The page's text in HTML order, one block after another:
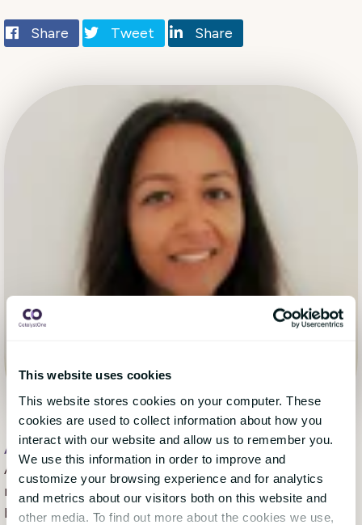
This website uses cookies
This website stores cookies on your computer. These
cookies are used to collect information about how you
interact with our website and allow us to remember you.
We use this information in order to improve and
customize your browsing experience and for analytics
and metrics about our visitors both on this website and
other media. To find out more about the cookies we use,
Share Tweet Share
Aleya Begum Lonsetteig, 08 juli 2021
Aleya Begum Lønsetteig er content marketing
manager hos CatalystOne Solutions. Hun har en
baggrund i journalistik, handel og marketing på tværs